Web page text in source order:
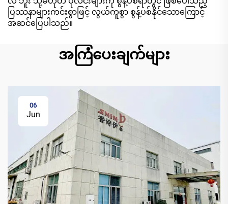
ပြဿနာများကင်းစွာဖြင့် လွယ်ကူစွာ စွန့်ပစ်နိုင်သောကြောင့်
အဆင်ပြေပါသည်။
အကြံပေးချက်များ
06
Jun